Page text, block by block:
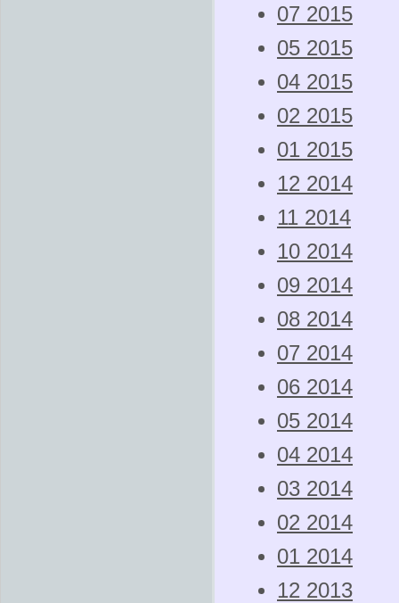
07 2015
05 2015
04 2015
02 2015
01 2015
12 2014
11 2014
10 2014
09 2014
08 2014
07 2014
06 2014
05 2014
04 2014
03 2014
02 2014
01 2014
12 2013